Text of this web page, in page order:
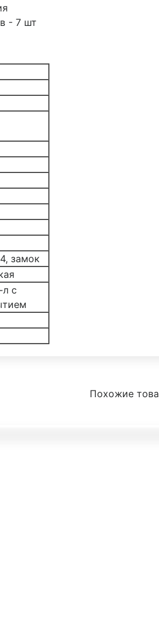
- 7 шт
замок
с
Похожие